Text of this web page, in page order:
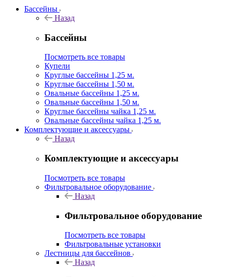
Бассейны
Назад
Бассейны
Посмотреть все товары
Купели
Круглые бассейны 1,25 м.
Круглые бассейны 1,50 м.
Овальные бассейны 1,25 м.
Овальные бассейны 1,50 м.
Круглые бассейны чайка 1,25 м.
Овальные бассейны чайка 1,25 м.
Комплектующие и аксессуары
Назад
Комплектующие и аксессуары
Посмотреть все товары
Фильтровальное оборудование
Назад
Фильтровальное оборудование
Посмотреть все товары
Фильтровальные установки
Лестницы для бассейнов
Назад